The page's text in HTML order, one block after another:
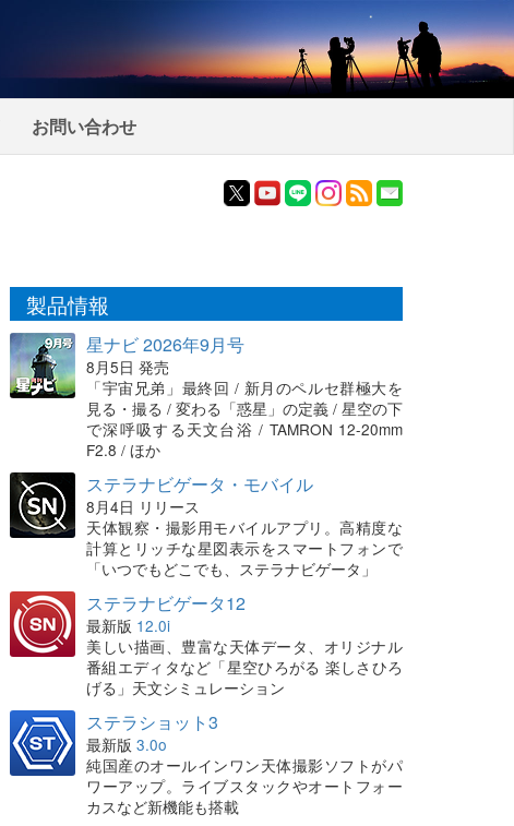
お問い合わせ
製品情報
星ナビ 2026年9月号
8月5日 発売
「宇宙兄弟」最終回 / 新月のペルセ群極大を
見る・撮る / 変わる「惑星」の定義 / 星空の下
で深呼吸する天文台浴 / TAMRON 12-20mm
F2.8 / ほか
ステラナビゲータ・モバイル
8月4日 リリース
天体観察・撮影用モバイルアプリ。高精度な
計算とリッチな星図表示をスマートフォンで
「いつでもどこでも、ステラナビゲータ」
ステラナビゲータ12
最新版 12.0i
美しい描画、豊富な天体データ、オリジナル
番組エディタなど「星空ひろがる 楽しさひろ
げる」天文シミュレーション
ステラショット3
最新版 3.0o
純国産のオールインワン天体撮影ソフトがパ
ワーアップ。ライブスタックやオートフォー
カスなど新機能も搭載